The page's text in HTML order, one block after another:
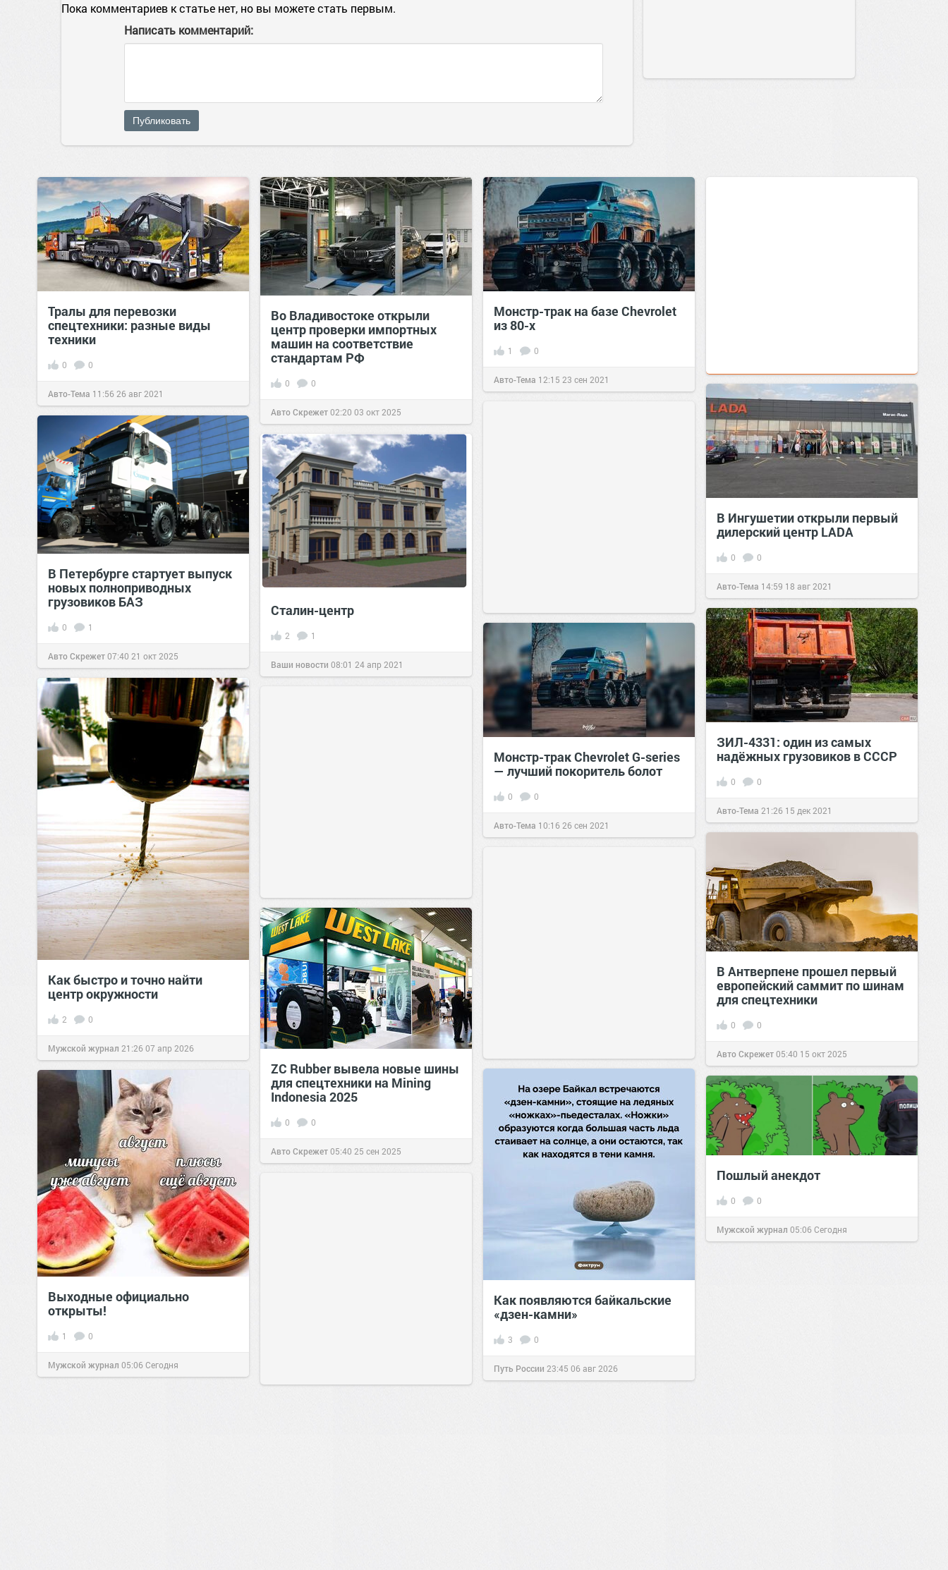
Пока комментариев к статье нет, но вы можете стать первым.
Написать комментарий:
Публиковать
Тралы для перевозки
спецтехники: разные виды
техники
0 0
Авто-Тема 11:56 26 авг 2021
Во Владивостоке открыли
центр проверки импортных
машин на соответствие
стандартам РФ
0 0
Авто Скрежет02:20 03 окт 2025
Монстр-трак на базе Chevrolet
из 80-х
1 0
Авто-Тема 12:15 23 сен 2021
В Ингушетии открыли первый
дилерский центр LADA
0 0
Авто-Тема 14:59 18 авг 2021
В Петербурге стартует выпуск
новых полноприводных
грузовиков БАЗ
0 1
Авто Скрежет07:40 21 окт 2025
Сталин-центр
2 1
Ваши новости 08:01 24 апр 2021
ЗИЛ-4331: один из самых
надёжных грузовиков в СССР
0 0
Авто-Тема 21:26 15 дек 2021
Монстр-трак Chevrolet G-series
— лучший покоритель болот
0 0
Авто-Тема 10:16 26 сен 2021
Как быстро и точно найти
центр окружности
2 0
Мужской журнал 21:2607 апр 2026
В Антверпене прошел первый
европейский саммит по шинам
для спецтехники
0 0
Авто Скрежет05:40 15 окт 2025
ZC Rubber вывела новые шины
для спецтехники на Mining
Indonesia 2025
0 0
Авто Скрежет05:40 25 сен 2025
Как появляются байкальские
«дзен-камни»
3 0
Путь России 23:45 06 авг 2026
Выходные официально
открыты!
1 0
Мужской журнал 05:06Сегодня
Пошлый анекдот
0 0
Мужской журнал 05:06Сегодня